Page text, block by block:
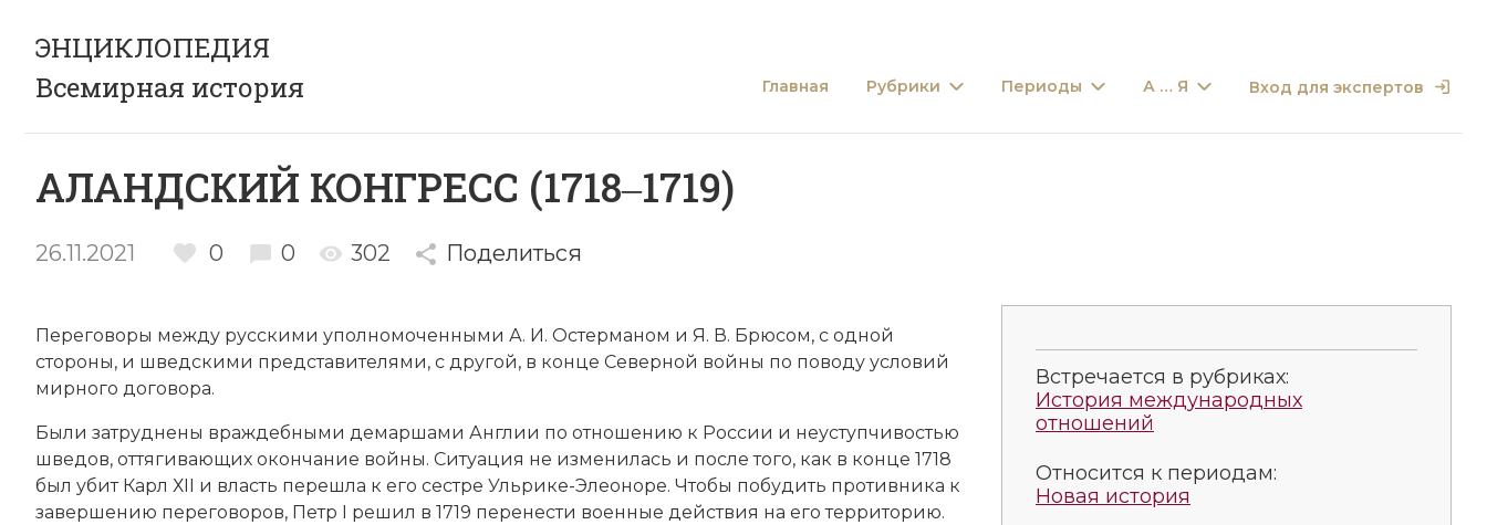
ЭНЦИКЛОПЕДИЯ
Всемирная история
Главная Рубрики Периоды А … Я Вход для экспертов
АЛАНДСКИЙ КОНГРЕСС (1718‒1719)
26.11.2021 0 0 302 Поделиться
Переговоры между русскими уполномоченными А. И. Остерманом и Я. В. Брюсом, с одной
стороны, и шведскими представителями, с другой, в конце Северной войны по поводу условий
мирного договора.
Были затруднены враждебными демаршами Англии по отношению к России и неуступчивостью
шведов, оттягивающих окончание войны. Ситуация не изменилась и после того, как в конце 1718
был убит Карл ХII и власть перешла к его сестре Ульрике-Элеоноре. Чтобы побудить противника к
завершению переговоров, Петр I решил в 1719 перенести военные действия на его территорию.
Встречается в рубриках:
История международных
отношений
Относится к периодам:
Новая история